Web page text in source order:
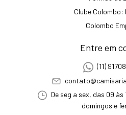
Clube Colombo:
Colombo
Entre em
(11)
De seg a sex, das 09
domingos e